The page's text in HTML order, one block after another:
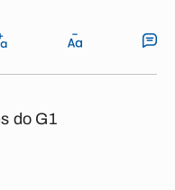
do G1